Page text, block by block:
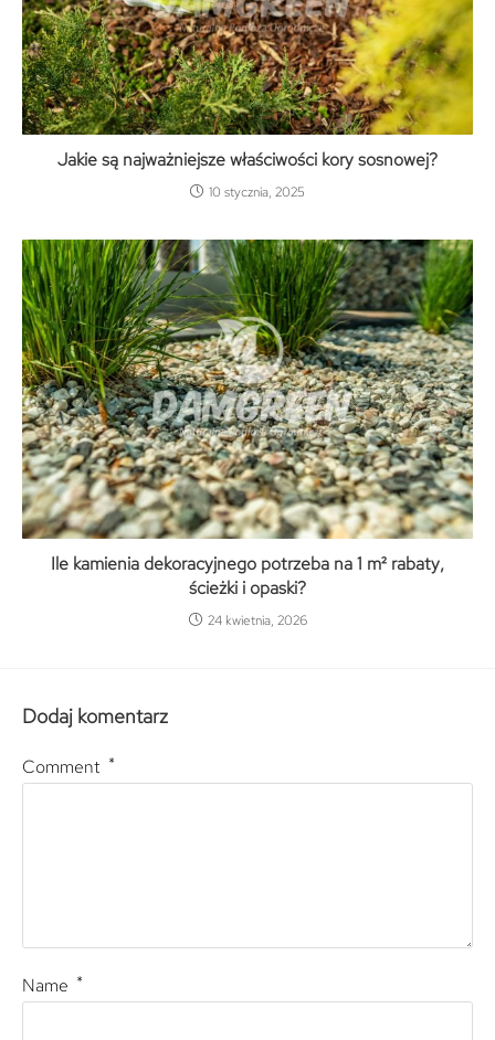
Jakie są najważniejsze właściwości kory sosnowej?
10 stycznia, 2025
Ile kamienia dekoracyjnego potrzeba na 1 m² rabaty,
ścieżki i opaski?
24 kwietnia, 2026
Dodaj komentarz
Comment *
Name *